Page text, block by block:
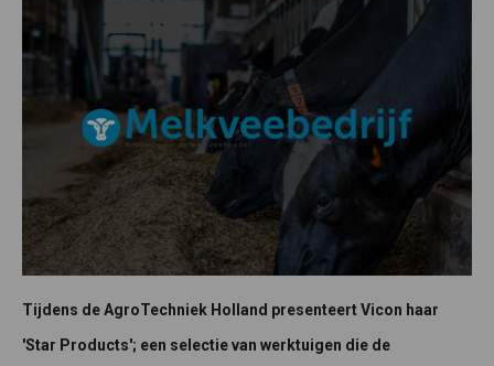
Tijdens de AgroTechniek Holland presenteert Vicon haar
'Star Products'; een selectie van werktuigen die de